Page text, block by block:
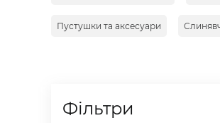
Пустушки та аксесуари
Фільтри